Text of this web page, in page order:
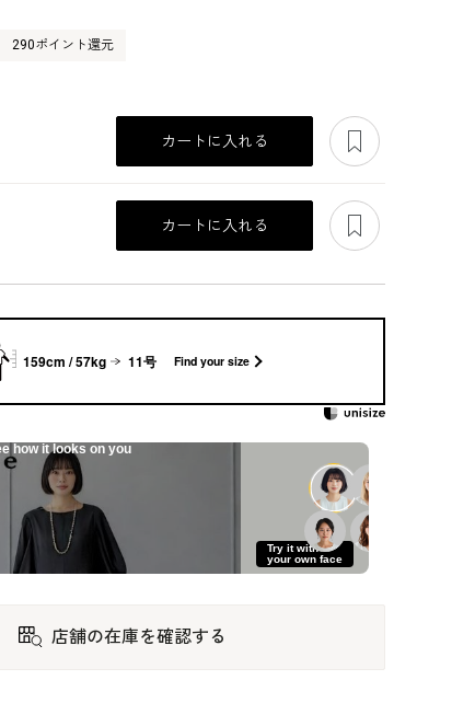
290ポイント還元
カートに入れる
カートに入れる
159cm / 57kg 11号 Find your size
how it looks on you
Try it with
your own face
店舗の在庫を確認する